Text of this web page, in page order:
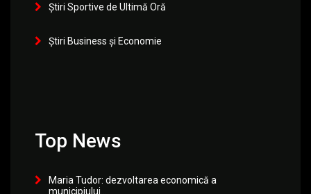
Știri Sportive de Ultimă Oră
Știri Business și Economie
Top News
Maria Tudor: dezvoltarea economică a
municipiului...